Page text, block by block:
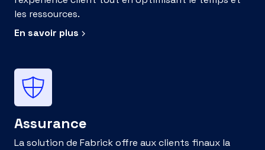
les ressources.
En savoir plus
Assurance
La solution de Fabrick offre aux clients finaux la